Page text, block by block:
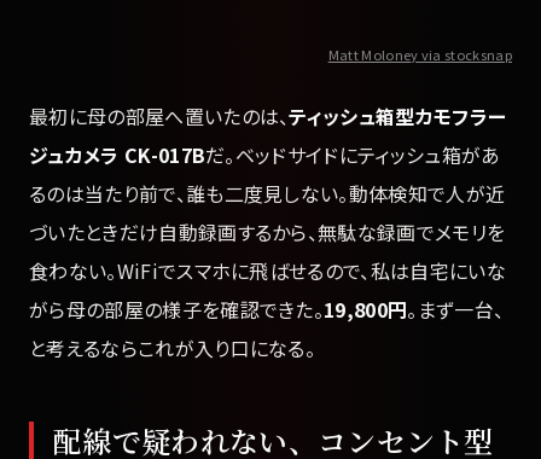
Matt Moloney via stocksnap
最初に母の部屋へ置いたのは、ティッシュ箱型カモフラー
ジュカメラ CK-017Bだ。ベッドサイドにティッシュ箱があ
るのは当たり前で、誰も二度見しない。動体検知で人が近
づいたときだけ自動録画するから、無駄な録画でメモリを
食わない。WiFiでスマホに飛ばせるので、私は自宅にいな
がら母の部屋の様子を確認できた。19,800円。まず一台、
と考えるならこれが入り口になる。
配線で疑われない、コンセント型